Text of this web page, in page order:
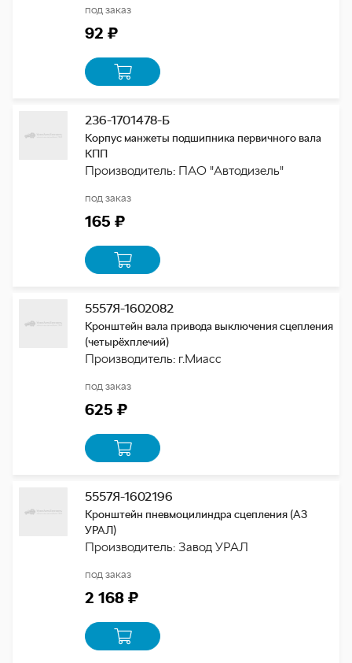
под заказ
92 ₽
236-1701478-Б
Корпус манжеты подшипника первичного вала
КПП
Производитель: ПАО "Автодизель"
под заказ
165 ₽
5557Я-1602082
Кронштейн вала привода выключения сцепления
(четырёхплечий)
Производитель: г.Миасс
под заказ
625 ₽
5557Я-1602196
Кронштейн пневмоцилиндра сцепления (АЗ
УРАЛ)
Производитель: Завод УРАЛ
под заказ
2 168 ₽